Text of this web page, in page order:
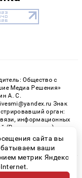
Общество с
Медиа Решения»
А. С.
Знак
орган:
информационных
(Роскомнадзор)
82535 от 21.01.2022
защищены
сайта вы
ваши
метрик Яндекс